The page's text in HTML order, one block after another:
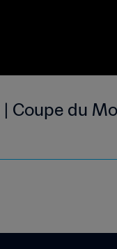
Coupe du